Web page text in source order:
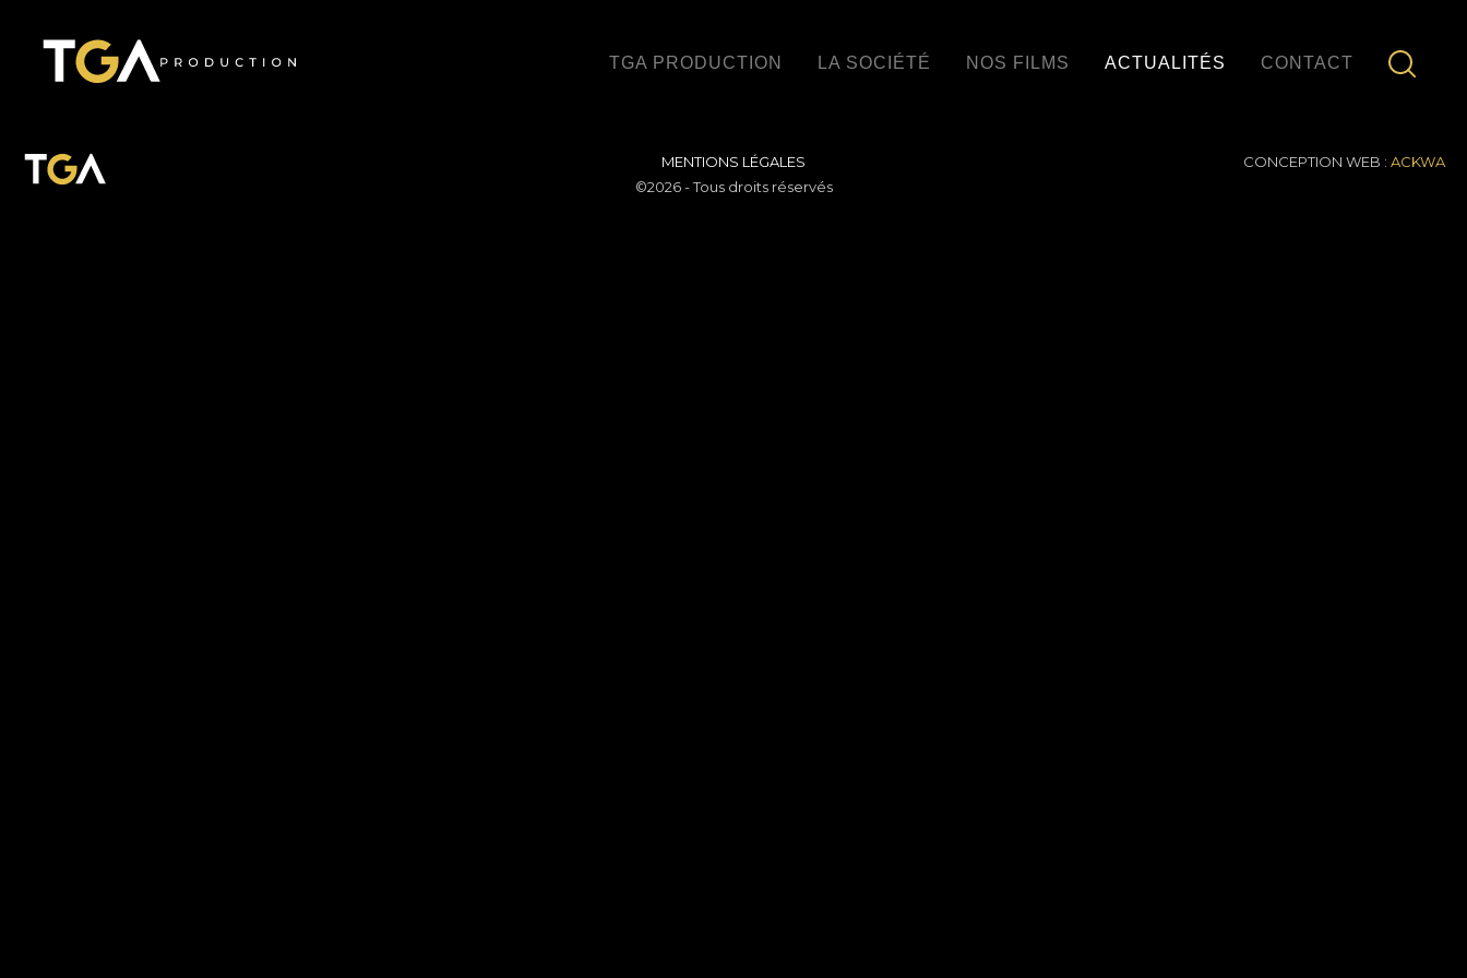
TGA PRODUCTION LA SOCIÉTÉ NOS FILMS ACTUALITÉS CONTACT
MENTIONS LÉGALES
©2026 - Tous droits réservés
CONCEPTION WEB : ACKWA